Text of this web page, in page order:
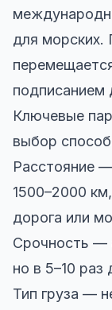
для морских.
подписанием
Ключевые
выбор
Расстояние
1500–2000
дорога или
Срочность —
но в 5–10
Тип груза —